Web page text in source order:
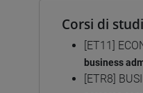
Corsi di
[ET11]
business
[ETR8]